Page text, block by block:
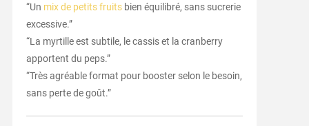
“Un mix de petits fruitsbien équilibré, sans sucrerie
excessive.”
“La myrtille est subtile, le cassis et la cranberry
apportent du peps.”
“Très agréable format pour booster selon le besoin,
sans perte de goût.”